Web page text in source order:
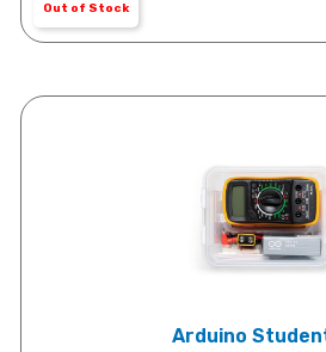
Out of Stock
Arduino